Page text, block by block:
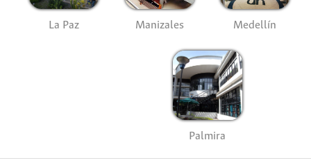
La Paz Manizales Medellín
Palmira